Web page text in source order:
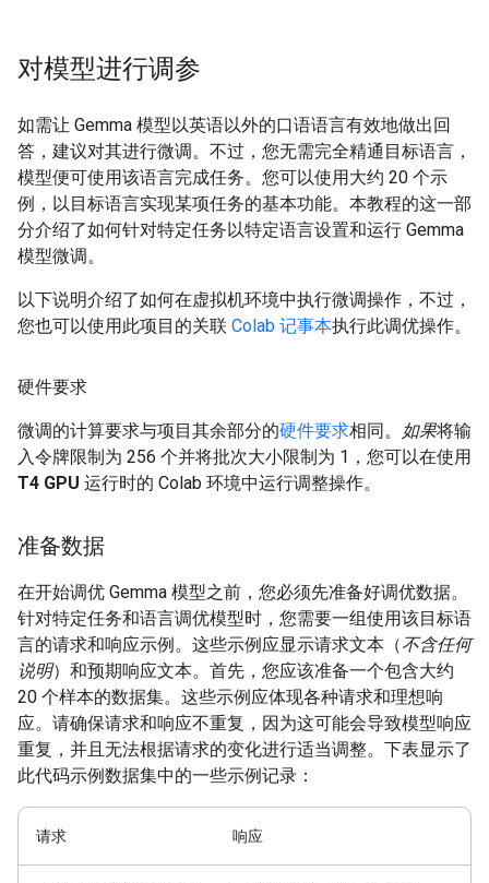
对模型进行调参
如需让 Gemma 模型以英语以外的口语语言有效地做出回
答，建议对其进行微调。不过，您无需完全精通目标语言，
模型便可使用该语言完成任务。您可以使用大约 20 个示
例，以目标语言实现某项任务的基本功能。本教程的这一部
分介绍了如何针对特定任务以特定语言设置和运行 Gemma
模型微调。
以下说明介绍了如何在虚拟机环境中执行微调操作，不过，
您也可以使用此项目的关联 Colab 记事本执行此调优操作。
硬件要求
微调的计算要求与项目其余部分的硬件要求相同。 如果将输
入令牌限制为 256 个并将批次大小限制为 1，您可以在使用
T4 GPU 运行时的 Colab 环境中运行调整操作。
准备数据
在开始调优 Gemma 模型之前，您必须先准备好调优数据。
针对特定任务和语言调优模型时，您需要一组使用该目标语
言的请求和响应示例。这些示例应显示请求文本（不含任何
说明）和预期响应文本。首先，您应该准备一个包含大约
20 个样本的数据集。这些示例应体现各种请求和理想响
应。请确保请求和响应不重复，因为这可能会导致模型响应
重复，并且无法根据请求的变化进行适当调整。下表显示了
此代码示例数据集中的一些示例记录：
请求 响应